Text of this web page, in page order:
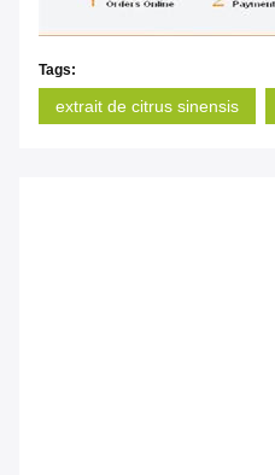
Tags:
extrait de citrus sinensis